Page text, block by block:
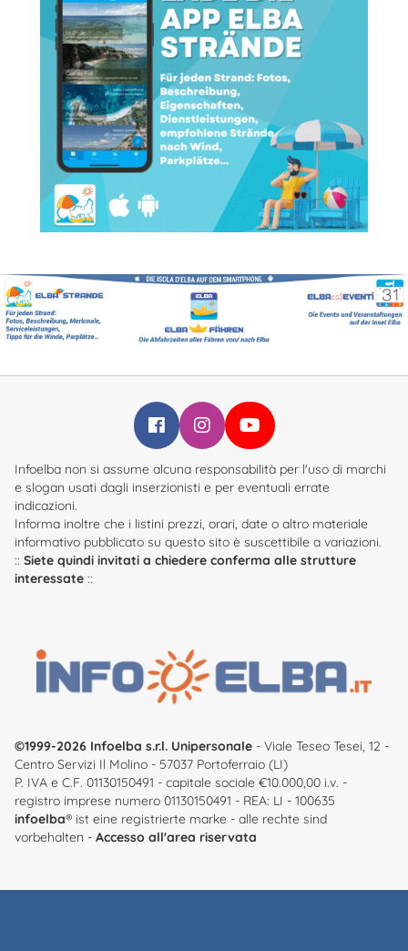
Infoelba su Facebook
Infoelba su Instagram
Infoelba su YouTube
Infoelba non si assume alcuna responsabilità per l'uso di marchi
e slogan usati dagli inserzionisti e per eventuali errate
indicazioni.
Informa inoltre che i listini prezzi, orari, date o altro materiale
informativo pubblicato su questo sito è suscettibile a variazioni.
:: Siete quindi invitati a chiedere conferma alle strutture
interessate ::
©1999-2026 Infoelba s.r.l. Unipersonale - Viale Teseo Tesei, 12 -
Centro Servizi Il Molino - 57037 Portoferraio (LI)
P. IVA e C.F. 01130150491 - capitale sociale €10.000,00 i.v. -
registro imprese numero 01130150491 - REA: LI - 100635
infoelba® ist eine registrierte marke - alle rechte sind
vorbehalten - Accesso all'area riservata